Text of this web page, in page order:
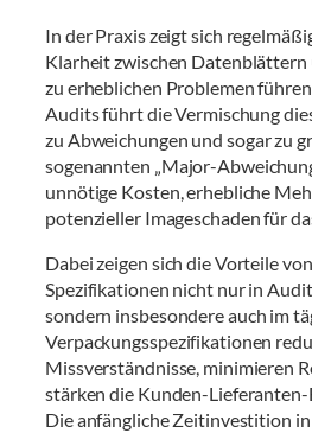
In der Praxis zeigt sich
Klarheit zwischen Datenblättern
zu erheblichen Problemen
Audits führt die Vermischung
zu Abweichungen und sogar zu
sogenannten „Major-
unnötige Kosten, erhebliche
potenzieller Imageschaden für
Dabei zeigen sich die Vorteile
Spezifikationen nicht nur in
sondern insbesondere auch im
Verpackungsspezifikationen
Missverständnisse, minimieren
stärken die Kunden-
Die anfängliche Zeitinvestition